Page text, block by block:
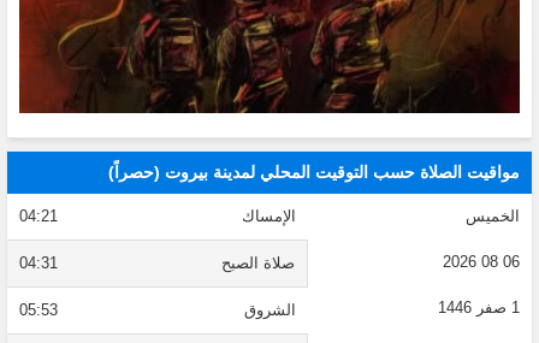
مواقيت الصلاة حسب التوقيت المحلي لمدينة بيروت (حصراً)
الخميس
06 08 2026
1 صفر 1446
الإمساك 04:21
صلاة الصبح 04:31
الشروق 05:53